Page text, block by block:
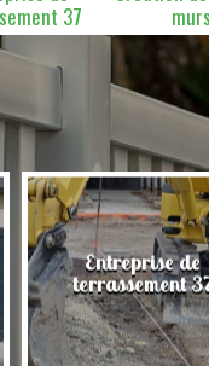
37
Entreprise de
terrassement